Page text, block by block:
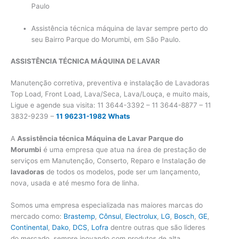
Paulo
Assistência técnica máquina de lavar sempre perto do
seu Bairro Parque do Morumbi, em São Paulo.
ASSISTÊNCIA TÉCNICA MÁQUINA DE LAVAR
Manutenção corretiva, preventiva e instalação de Lavadoras
Top Load, Front Load, Lava/Seca, Lava/Louça, e muito mais,
Ligue e agende sua visita: 11 3644-3392 – 11 3644-8877 – 11
3832-9239 –11 96231-1982 Whats
AAssistência técnica Máquina de Lavar Parque do
Morumbi é uma empresa que atua na área de prestação de
serviços em Manutenção, Conserto, Reparo e Instalação de
lavadoras de todos os modelos, pode ser um lançamento,
nova, usada e até mesmo fora de linha.
Somos uma empresa especializada nas maiores marcas do
mercado como: Brastemp,Cônsul, Electrolux, LG, Bosch,GE,
Continental, Dako, DCS, Lofra dentre outras que são lideres